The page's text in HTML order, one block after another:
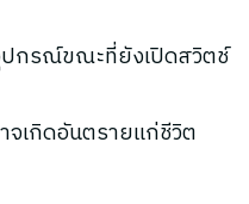
ปกรณ์ขณะที่ยังเปิดสวิตช์
เกิดอันตรายแก่ชีวิต